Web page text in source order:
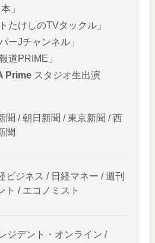
」
たけしのTVタックル」
ーJチャンネル」
道PRIME」
Prime スタジオ生出演
聞 / 朝日新聞 / 東京新聞 / 西
聞
ビジネス / 日経マネー / 週刊
ト / エコノミスト
ジデント・オンライン /